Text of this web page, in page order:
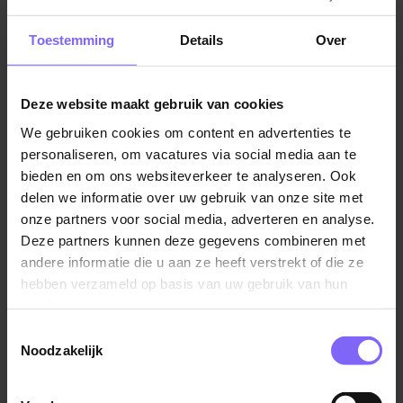
Toestemming Details Over
Deze website maakt gebruik van cookies
We gebruiken cookies om content en advertenties te
personaliseren, om vacatures via social media aan te
bieden en om ons websiteverkeer te analyseren. Ook
delen we informatie over uw gebruik van onze site met
onze partners voor social media, adverteren en analyse.
Deze partners kunnen deze gegevens combineren met
andere informatie die u aan ze heeft verstrekt of die ze
hebben verzameld op basis van uw gebruik van hun
Noodzakelijk
Vul hier je Skillsprofiel in
voor de ideale
vacaturematch!
Skillsprofiel